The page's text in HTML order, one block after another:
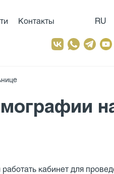
Контакты RU
кабинет для